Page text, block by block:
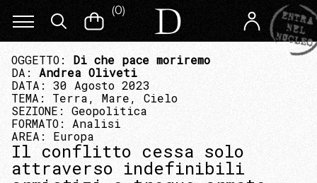
(0)
OGGETTO: Di che pace moriremo
DA: Andrea Oliveti
DATA: 30 Agosto 2023
TEMA: Terra, Mare, Cielo
SEZIONE: Geopolitica
FORMATO: Analisi
AREA: Europa
Il conflitto cessa solo
attraverso indefinibili